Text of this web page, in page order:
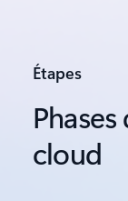
Étapes
cloud